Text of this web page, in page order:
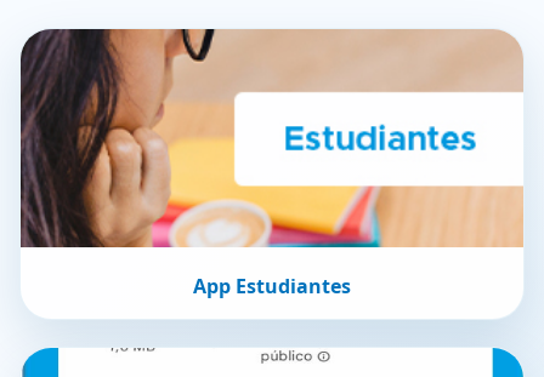
App Estudiantes